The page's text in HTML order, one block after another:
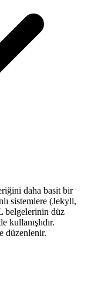
daha basit bir
sistemlere (Jekyll,
belgelerinin düz
kullanışlıdır.
düzenlenir.